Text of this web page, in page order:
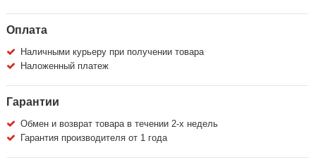
Оплата
Наличными курьеру при получении товара
Наложенный платеж
Гарантии
Обмен и возврат товара в течении 2-х недель
Гарантия производителя от 1 года